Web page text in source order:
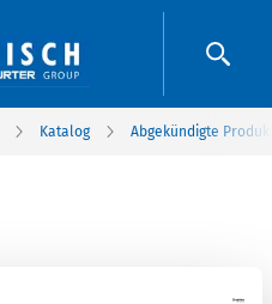
Katalog Abgekündigte